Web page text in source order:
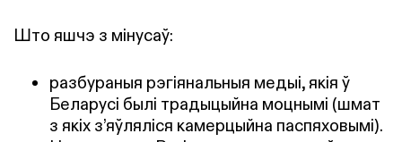
Што яшчэ з мінусаў:
разбураныя рэгіянальныя медыі, якія ў
Беларусі былі традыцыйна моцнымі (шмат
з якіх з’яўляліся камерцыйна паспяховымі).